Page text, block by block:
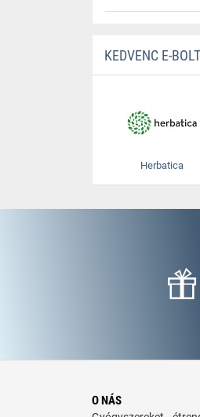
KEDVENC E-
Herbatica
O NÁS